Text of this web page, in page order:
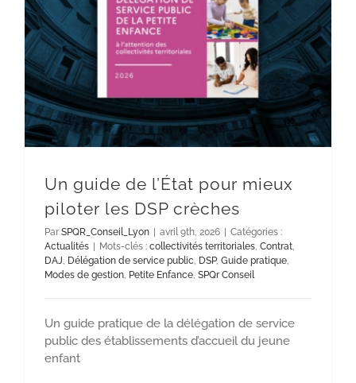
Un guide de l’État pour mieux
piloter les DSP crèches
Par SPQR_Conseil_Lyon avril 9th, 2026
Catégories :
Actualités
Mots-clés : collectivités territoriales, Contrat,
DAJ, Délégation de service public, DSP, Guide pratique,
Modes de gestion, Petite Enfance, SPQr Conseil
Un guide pratique de la délégation de service
public des établissements d’accueil du jeune
enfant